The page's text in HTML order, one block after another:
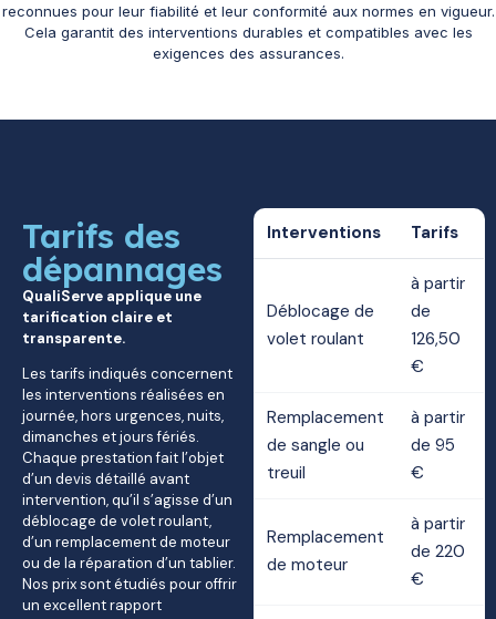
reconnues pour leur fiabilité et leur conformité aux normes en vigueur.
Cela garantit des interventions durables et compatibles avec les
exigences des assurances.
Tarifs des
dépannages
QualiServe applique une
tarification claire et
transparente.
Les tarifs indiqués concernent
les interventions réalisées en
journée, hors urgences, nuits,
dimanches et jours fériés.
Chaque prestation fait l’objet
d’un devis détaillé avant
intervention, qu’il s’agisse d’un
déblocage de volet roulant,
d’un remplacement de moteur
ou de la réparation d’un tablier.
Nos prix sont étudiés pour offrir
un excellent rapport
Interventions Tarifs
Déblocage de
volet roulant
à partir
de
126,50
€
Remplacement
de sangle ou
treuil
à partir
de 95
€
Remplacement
de moteur
à partir
de 220
€